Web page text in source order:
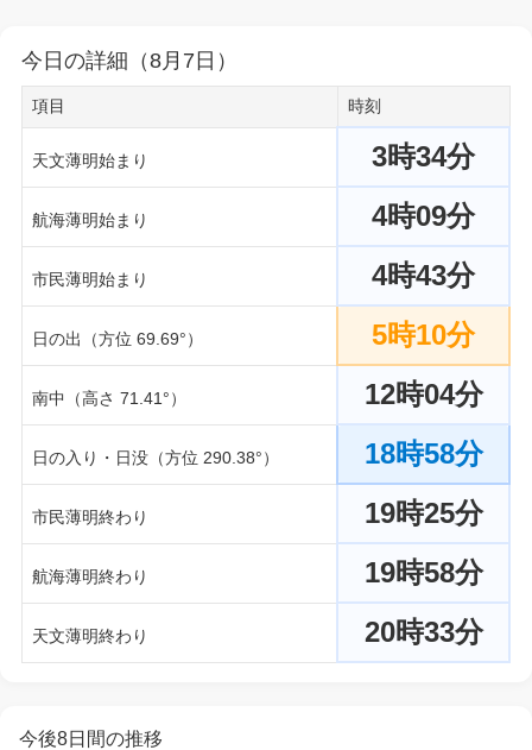
今日の詳細（8月7日）
項目 時刻
天文薄明始まり 3時34分
航海薄明始まり 4時09分
市民薄明始まり 4時43分
日の出（方位 69.69°） 5時10分
南中（高さ 71.41°） 12時04分
日の入り・日没（方位 290.38°） 18時58分
市民薄明終わり 19時25分
航海薄明終わり 19時58分
天文薄明終わり 20時33分
今後8日間の推移